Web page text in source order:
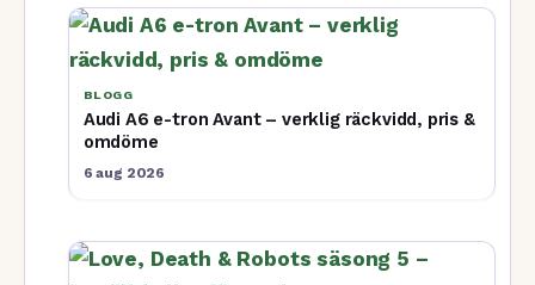
BLOGG
Audi A6 e-tron Avant – verklig räckvidd, pris &
omdöme
6 aug 2026